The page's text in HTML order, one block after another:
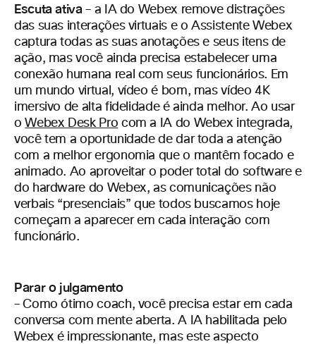
Escuta ativa – a IA do Webex remove distrações
das suas interações virtuais e o Assistente Webex
captura todas as suas anotações e seus itens de
ação, mas você ainda precisa estabelecer uma
conexão humana real com seus funcionários. Em
um mundo virtual, vídeo é bom, mas vídeo 4K
imersivo de alta fidelidade é ainda melhor. Ao usar
oWebex Desk Pro com a IA do Webex integrada,
você tem a oportunidade de dar toda a atenção
com a melhor ergonomia que o mantêm focado e
animado. Ao aproveitar o poder total do software e
do hardware do Webex, as comunicações não
verbais “presenciais” que todos buscamos hoje
começam a aparecer em cada interação com
funcionário.
Parar o julgamento
– Como ótimo coach, você precisa estar em cada
conversa com mente aberta. A IA habilitada pelo
Webex é impressionante, mas este aspecto